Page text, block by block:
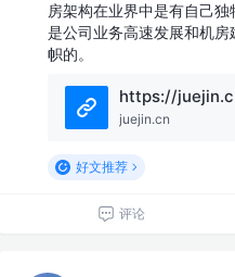
房架构在业界中是有自己
是公司业务高速发展和机
帜的。
juejin.cn
好文推荐
评论